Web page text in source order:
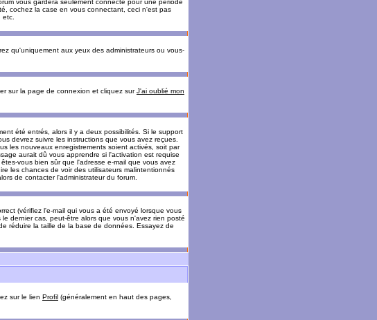
vous gardera seulement connecté pour une période
cochez la case en vous connectant, ceci n'est pas
qu'uniquement aux yeux des administrateurs ou vous-
sur la page de connexion et cliquez surJ'ai oublié mon
été entrés, alors il y a deux possibilités. Si le support
devrez suivre les instructions que vous avez reçues.
les nouveaux enregistrements soient activés, soit par
aurait dû vous apprendre si l'activation est requise
vous bien sûr que l'adresse e-mail que vous avez
les chances de voir des utilisateurs malintentionnés
de contacter l'administrateur du forum.
(vérifiez l'e-mail qui vous a été envoyé lorsque vous
dernier cas, peut-être alors que vous n'avez rien posté
réduire la taille de la base de données. Essayez de
sur le lien Profil (généralement en haut des pages,